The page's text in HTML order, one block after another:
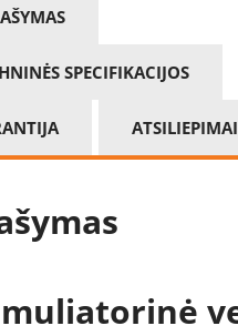
SPECIFIKACIJOS
ATSILIEPIMAI